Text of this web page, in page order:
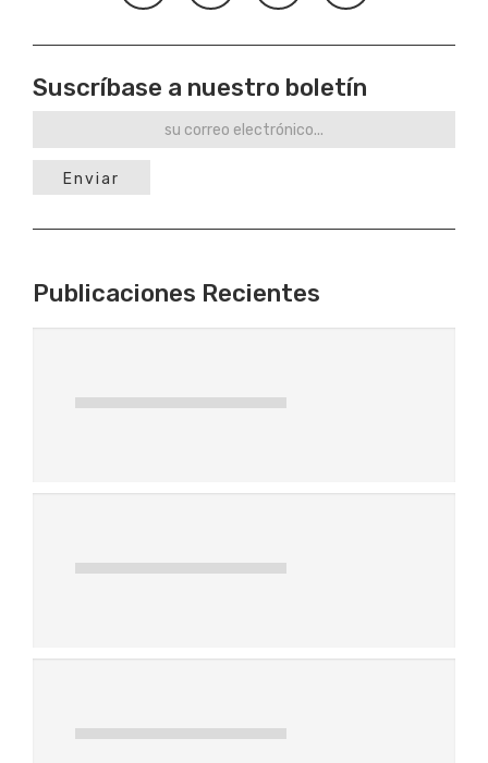
Suscríbase a nuestro boletín
Enviar
Publicaciones Recientes
Armenia, Quindío para
del norte de Armenia
apartaestudio